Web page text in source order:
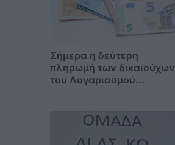
Σήμερα η δεύτερη
πληρωμή των δικαιούχων
του Λογαριασμού